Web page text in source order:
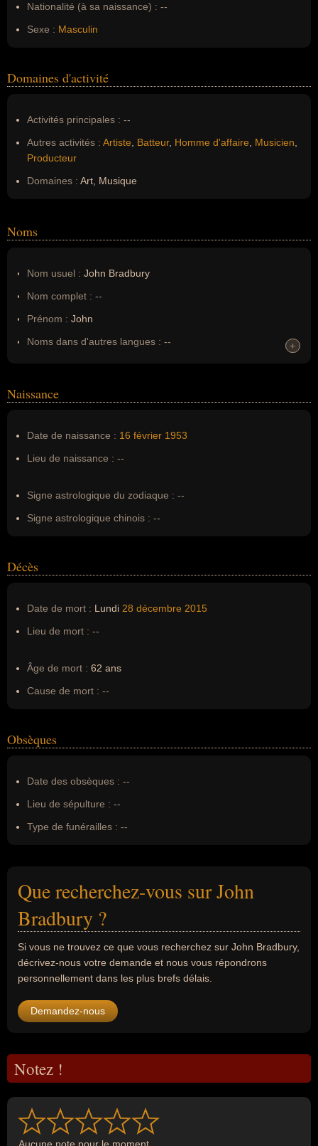
Nationalité (à sa naissance) : --
Sexe : Masculin
Domaines d'activité
Activités principales : --
Autres activités : Artiste Batteur, Homme d'affaire Musicien
Producteur
Domaines : Art, Musique
Noms
Nom usuel : John Bradbury
Nom complet : --
Prénom : John
Noms dans d'autres langues : --
Nom de famille :Bradbury
+
+
Naissance
Date de naissance : 16 février 1953
Lieu de naissance : --
Signe astrologique du zodiaque : --
Signe astrologique chinois : --
Décès
Date de mort : Lundi 28 décembre 2015
Lieu de mort : --
Âge de mort : 62 ans
Cause de mort : --
Obsèques
Date des obsèques : --
Lieu de sépulture : --
Type de funérailles : --
Que recherchez-vous sur John
Bradbury ?
Si vous ne trouvez ce que vous recherchez sur John Bradbury,
décrivez-nous votre demande et nous vous répondrons
personnellement dans les plus brefs délais.
Demandez-nous
Notez !